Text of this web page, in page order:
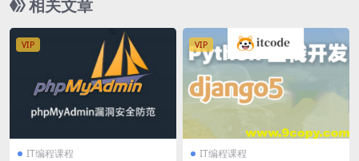
相关文章
VIP
IT编程课程
VIP
IT编程课程